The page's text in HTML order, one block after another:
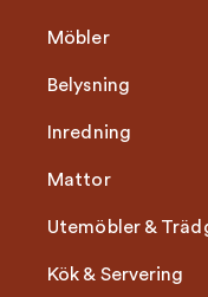
Möbler
Belysning
Inredning
Mattor
Utemöbler &
Kök & Servering